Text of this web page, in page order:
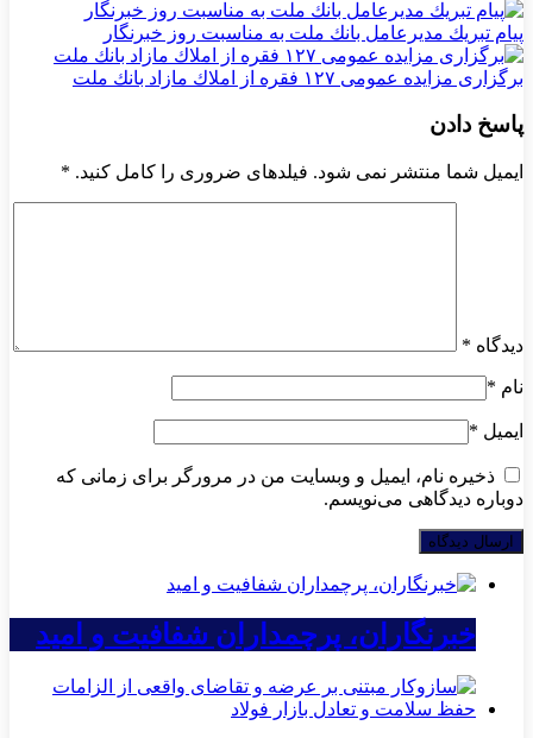
پیام تبریك مدیرعامل بانك ملت به مناسبت روز خبرنگار
برگزاری مزایده عمومی ۱۲۷ فقره از املاك مازاد بانك ملت
پاسخ دادن
ایمیل شما منتشر نمی شود. فیلدهای ضروری را کامل کنید. *
دیدگاه *
نام *
ایمیل *
ذخیره نام، ایمیل و وبسایت من در مرورگر برای زمانی که
دوباره دیدگاهی می‌نویسم.
خبرنگاران، پرچمداران شفافیت و امید